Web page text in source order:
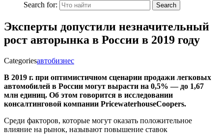
Search for:
Search
Эксперты допустили незначительный
рост авторынка в России в 2019 году
Categoriesавтобизнес
В 2019 г. при оптимистичном сценарии продажи легковых
автомобилей в России могут вырасти на 0,5% — до 1,67
млн единиц. Об этом говорится в исследовании
консалтинговой компании PricewaterhouseCoopers.
Среди факторов, которые могут оказать положительное
влияние на рынок, называют повышение ставок